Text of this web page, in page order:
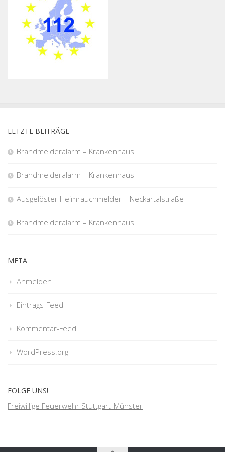
LETZTE BEITRÄGE
Brandmelderalarm – Krankenhaus
Brandmelderalarm – Krankenhaus
Ausgelöster Heimrauchmelder – Neckartalstraße
Brandmelderalarm – Krankenhaus
META
Anmelden
Eintrags-Feed
Kommentar-Feed
WordPress.org
FOLGE UNS!
Freiwillige Feuerwehr Stuttgart-Münster